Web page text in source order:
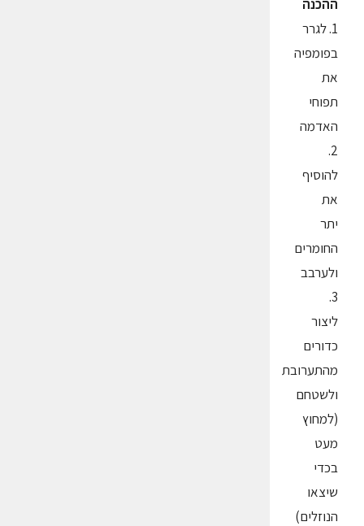
ההכנה
1. לגרר
בפומפיה
את
תפוחי
האדמה
2.
להוסיף
את
יתר
החומרים
ולערבב
3.
ליצור
כדורים
מהתערובת
ולשטחם
(למחוץ
מעט
בכדי
שיצאו
הנוזלים)